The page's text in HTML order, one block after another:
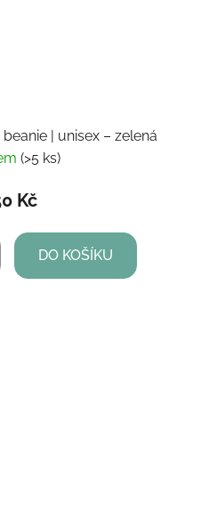
| unisex – zelená
(>5 ks)
Kč
DO KOŠÍKU